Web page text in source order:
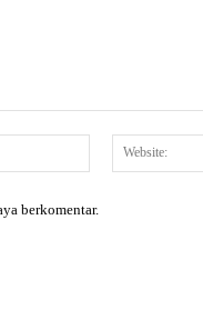
Email:*
berkomentar.